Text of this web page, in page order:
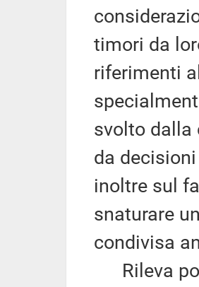
timori da
riferimenti
svolto dalla
da
inoltre sul
snaturare
condivisa
Rileva poi